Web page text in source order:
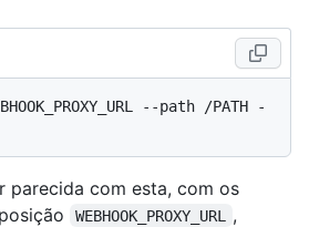
--path /PATH -
parecida com esta, com os
WEBHOOK_PROXY_URL ,